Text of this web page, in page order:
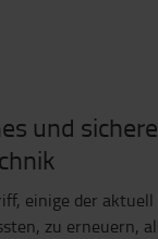
und
einige der
zu erneuern,